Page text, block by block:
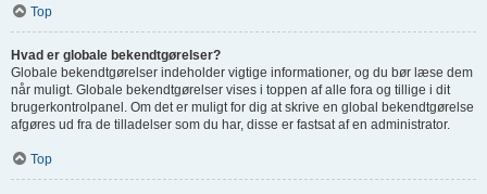
Top
Hvad er globale bekendtgørelser?
Globale bekendtgørelser indeholder vigtige informationer, og du bør læse dem
når muligt. Globale bekendtgørelser vises i toppen af alle fora og tillige i dit
brugerkontrolpanel. Om det er muligt for dig at skrive en global bekendtgørelse
afgøres ud fra de tilladelser som du har, disse er fastsat af en administrator.
Top